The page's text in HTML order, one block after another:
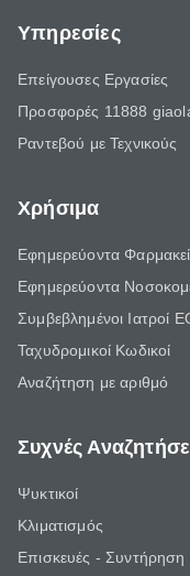
Υπηρεσίες
Επείγουσες Εργασίες
Προσφορές 11888
Ραντεβού με Τεχνικούς
Χρήσιμα
Εφημερεύοντα
Εφημερεύοντα
Συμβεβλημένοι Ιατροί
Ταχυδρομικοί Κωδικοί
Αναζήτηση με αριθμό
Συχνές
Ψυκτικοί
Κλιματισμός
Επισκευές -